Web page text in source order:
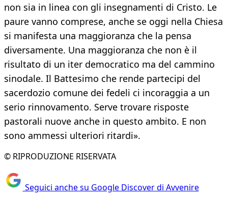
non sia in linea con gli insegnamenti di Cristo. Le
paure vanno comprese, anche se oggi nella Chiesa
si manifesta una maggioranza che la pensa
diversamente. Una maggioranza che non è il
risultato di un iter democratico ma del cammino
sinodale. Il Battesimo che rende partecipi del
sacerdozio comune dei fedeli ci incoraggia a un
serio rinnovamento. Serve trovare risposte
pastorali nuove anche in questo ambito. E non
sono ammessi ulteriori ritardi».
© RIPRODUZIONE RISERVATA
Seguici anche su Google Discover di Avvenire